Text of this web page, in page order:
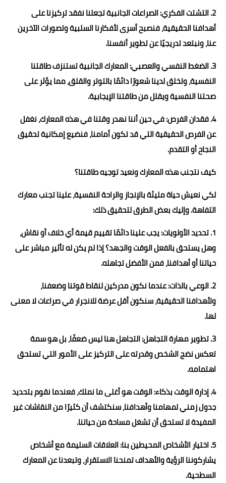
2. التشتت الفكري: الصراعات الجانبية تجعلنا نفقد تركيزنا على
أهدافنا الحقيقية، فنصبح أسرى لأفكارنا السلبية وتصورات الآخرين
عنا، ونبتعد تدريجيًا عن تطوير أنفسنا.
3. الضغط النفسي والعصبي: المعارك الجانبية تستنزف طاقتنا
النفسية، وتخلق لدينا شعورًا دائمًا بالتوتر والقلق، مما يؤثر على
صحتنا النفسية ويقلل من طاقتنا الإيجابية.
4. فقدان الفرص: في حين أننا نهدر وقتنا في هذه المعارك، نغفل
عن الفرص الحقيقية التي قد تكون أمامنا، فنضيع إمكانية تحقيق
النجاح أو التقدم.
كيف نتجنب هذه المعارك ونعيد توجيه طاقتنا؟
لكي نعيش حياة مليئة بالإنجاز والراحة النفسية، علينا تجنب معارك
التفاهة. وإليك بعض الطرق لتحقيق ذلك:
1. تحديد الأولويات: يجب علينا دائمًا تقييم قيمة أي خلاف أو نقاش،
وهل يستحق بالفعل الوقت والجهد؟ إذا لم يكن له تأثير مباشر على
حياتنا أو أهدافنا، فمن الأفضل تجاهله.
2. الوعي بالذات: عندما نكون مدركين لنقاط قوتنا وضعفنا،
ولأهدافنا الحقيقية، سنكون أقل عرضة للانجرار في صراعات لا معنى
لها.
3. تطوير مهارة التجاهل: التجاهل هنا ليس ضعفًا، بل هو سمة
تعكس نضج الشخص وقدرته على التركيز على الأمور التي تستحق
اهتمامه.
4. إدارة الوقت بذكاء: الوقت هو أغلى ما نملك، فعندما نقوم بتحديد
جدول زمني لمهامنا وأهدافنا، سنكتشف أن كثيرًا من النقاشات غير
المفيدة لا تستحق أن تشغل مساحة من حياتنا.
5. اختيار الأشخاص المحيطين بنا: العلاقات السليمة مع أشخاص
يشاركوننا الرؤية والأهداف تمنحنا الاستقرار، وتبعدنا عن المعارك
السطحية.